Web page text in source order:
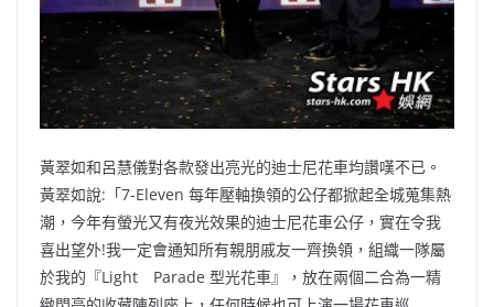
黃翠如和呂慧儀對各款發出亮光的迪士尼花車均讚嘆不已。
黃翠如說:「7-Eleven 每年壓軸換領的公仔都掀起全城蒐集熱
潮，今年有螢光又有夜光效果的迪士尼花車公仔，實在令我
喜出望外!我一定會通知所有親朋戚友一齊換領，組織一隊屬
於我的『Light Parade 型光花車』，放在兩個二合為一精